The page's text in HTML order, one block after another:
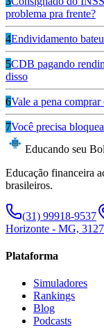
problema pra frente?
4Endividamento
5CDB pagando
disso
6Vale a pena
7Você precisa
Educando seu
Educação financeira
brasileiros.
(31) 99918-9537
Horizonte - MG,
Plataforma
Simuladores
Rankings
Blog
Podcasts